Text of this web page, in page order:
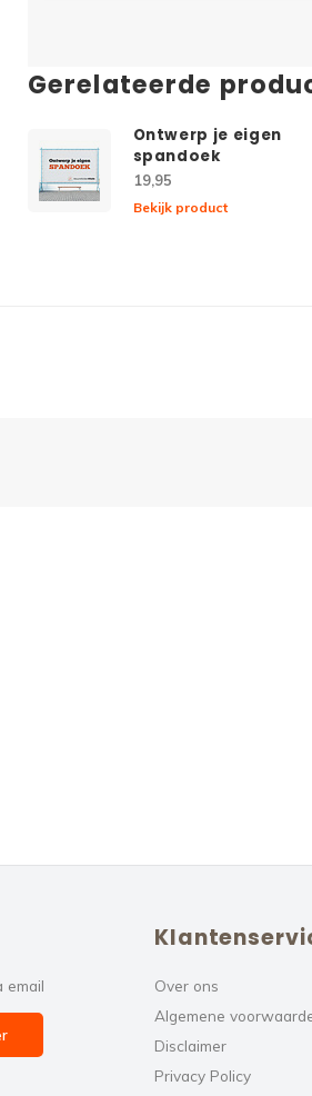
Gerelateerde
Ontwerp je eigen
spandoek
19,95
Bekijk product
email
Over ons
Algemene
Disclaimer
Privacy Policy